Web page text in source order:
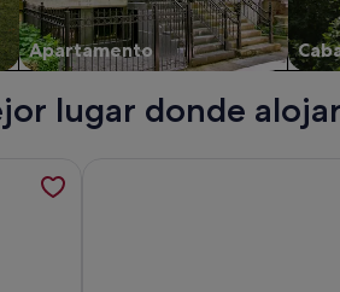
Apartamento
lugar donde